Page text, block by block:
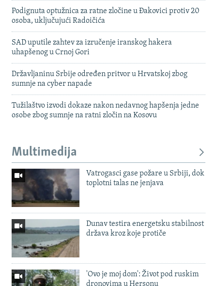
Podignuta optužnica za ratne zločine u Đakovici protiv 20
osoba, uključujući Radoičića
SAD uputile zahtev za izručenje iranskog hakera
uhapšenog u Crnoj Gori
Državljaninu Srbije određen pritvor u Hrvatskoj zbog
sumnje na cyber napade
Tužilaštvo izvodi dokaze nakon nedavnog hapšenja jedne
osobe zbog sumnje na ratni zločin na Kosovu
Multimedija
Vatrogasci gase požare u Srbiji, dok
toplotni talas ne jenjava
Dunav testira energetsku stabilnost
država kroz koje protiče
'Ovo je moj dom': Život pod ruskim
dronovima u Hersonu